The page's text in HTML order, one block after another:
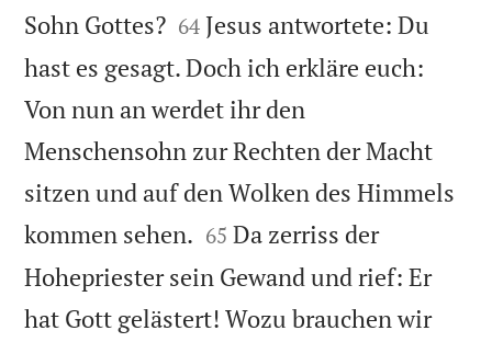
Sohn Gottes?
64 Jesus antwortete: Du
hast es gesagt. Doch ich erkläre euch:
Von nun an werdet ihr den
Menschensohn zur Rechten der Macht
sitzen und auf den Wolken des Himmels
kommen sehen. 

65 Da zerriss der
Hohepriester sein Gewand und rief: Er
hat Gott gelästert! Wozu brauchen wir